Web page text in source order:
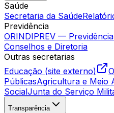
Saúde
Secretaria da Saúde
Previdência
ORINDIPREV —
Conselhos e Diretoria
Outras secretarias
Educação (site externo)
PúblicasAgricultura e Meio
SocialJunta do Serviço
Transparência